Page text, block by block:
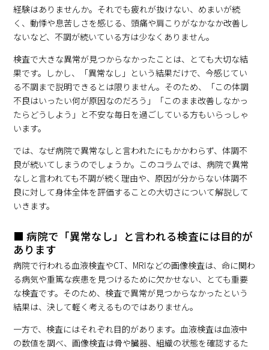
経験はありませんか。それでも疲れが抜けない、めまいが続
く、動悸や息苦しさを感じる、頭痛や肩こりがなかなか改善し
ないなど、不調が続いている方は少なくありません。
検査で大きな異常が見つからなかったことは、とても大切な結
果です。しかし、「異常なし」という結果だけで、今感じてい
る不調まで説明できるとは限りません。そのため、「この体調
不良はいったい何が原因なのだろう」「このまま改善しなかっ
たらどうしよう」と不安な毎日を過ごしている方もいらっしゃ
います。
では、なぜ病院で異常なしと言われたにもかかわらず、体調不
良が続いてしまうのでしょうか。このコラムでは、病院で異常
なしと言われても不調が続く理由や、原因が分からない体調不
良に対して身体全体を評価することの大切さについて解説して
いきます。
■ 病院で「異常なし」と言われる検査には目的が
あります
病院で行われる血液検査やCT、MRIなどの画像検査は、命に関わ
る病気や重篤な疾患を見つけるために欠かせない、とても重要
な検査です。そのため、検査で異常が見つからなかったという
結果は、決して軽く考えるものではありません。
一方で、検査にはそれぞれ目的があります。血液検査は血液中
の数値を調べ、画像検査は骨や臓器、組織の状態を確認するた